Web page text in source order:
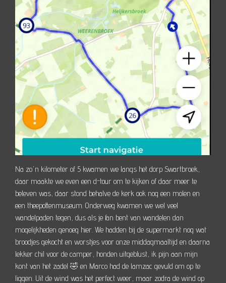
Na zo'n kilometer of 5 kwamen we langs het dorp Swartbroek,
daar maakte we even een d-tour om te kijken of daar meer te
beleven was, daar stond behalve de kerk ook nog een molen en
een theepottenmuseum. Onderweg kwamen we wel veel
wandelpaden tegen, dus als je fan bent van wandelen dan
mogelijkheden genoeg hier. We hadden bij de supermarkt nog wat
broodjes gekocht en worstjes voor onze middagmaaltijd en daarna
lekker chil voor de camper, honden uitgeblust, ik pijn aan mijn
kont van het zadel 🤣 en Marco had de lamzac gevuld om op te
liggen. Uit de wind was het perfect weer, maar zodra de wind op